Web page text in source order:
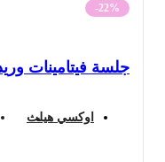
-22%
جلسة فيتامينات
اوكسي هيلث